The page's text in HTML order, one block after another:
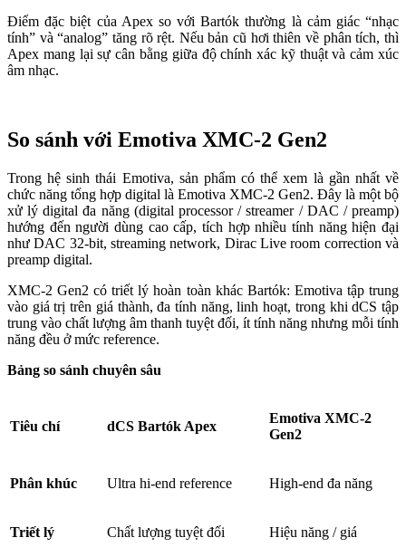
Điểm đặc biệt của Apex so với Bartók thường là cảm giác “nhạc
tính” và “analog” tăng rõ rệt. Nếu bản cũ hơi thiên về phân tích, thì
Apex mang lại sự cân bằng giữa độ chính xác kỹ thuật và cảm xúc
âm nhạc.
So sánh với Emotiva XMC-2 Gen2
Trong hệ sinh thái Emotiva, sản phẩm có thể xem là gần nhất về
chức năng tổng hợp digital là Emotiva XMC-2 Gen2. Đây là một bộ
xử lý digital đa năng (digital processor / streamer / DAC / preamp)
hướng đến người dùng cao cấp, tích hợp nhiều tính năng hiện đại
như DAC 32-bit, streaming network, Dirac Live room correction và
preamp digital.
XMC-2 Gen2 có triết lý hoàn toàn khác Bartók: Emotiva tập trung
vào giá trị trên giá thành, đa tính năng, linh hoạt, trong khi dCS tập
trung vào chất lượng âm thanh tuyệt đối, ít tính năng nhưng mỗi tính
năng đều ở mức reference.
Bảng so sánh chuyên sâu
Tiêu chí dCS Bartók Apex
Emotiva XMC-2
Gen2
Phân khúc Ultra hi-end reference High-end đa năng
Triết lý Chất lượng tuyệt đối Hiệu năng / giá